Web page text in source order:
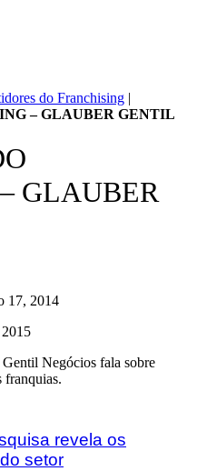
do Franchising |
– GLAUBER GENTIL
GLAUBER
17, 2014
Negócios fala sobre
franquias.
revela os
setor